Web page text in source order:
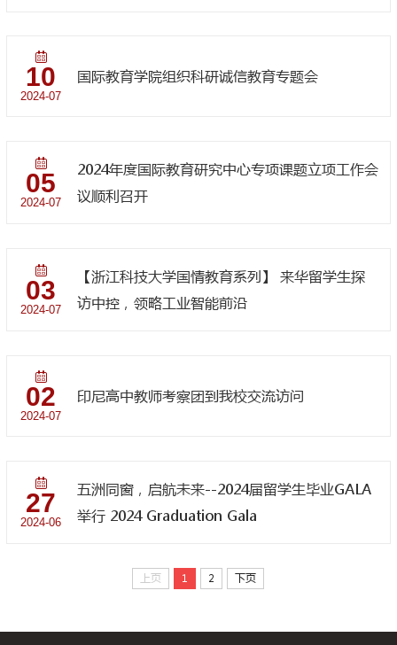
10
2024-07
国际教育学院组织科研诚信教育专题会
05
2024-07
2024年度国际教育研究中心专项课题立项工作会
议顺利召开
03
2024-07
【浙江科技大学国情教育系列】 来华留学生探
访中控，领略工业智能前沿
02
2024-07
印尼高中教师考察团到我校交流访问
27
2024-06
五洲同窗，启航未来--2024届留学生毕业GALA
举行 2024 Graduation Gala
上页 1 2 下页